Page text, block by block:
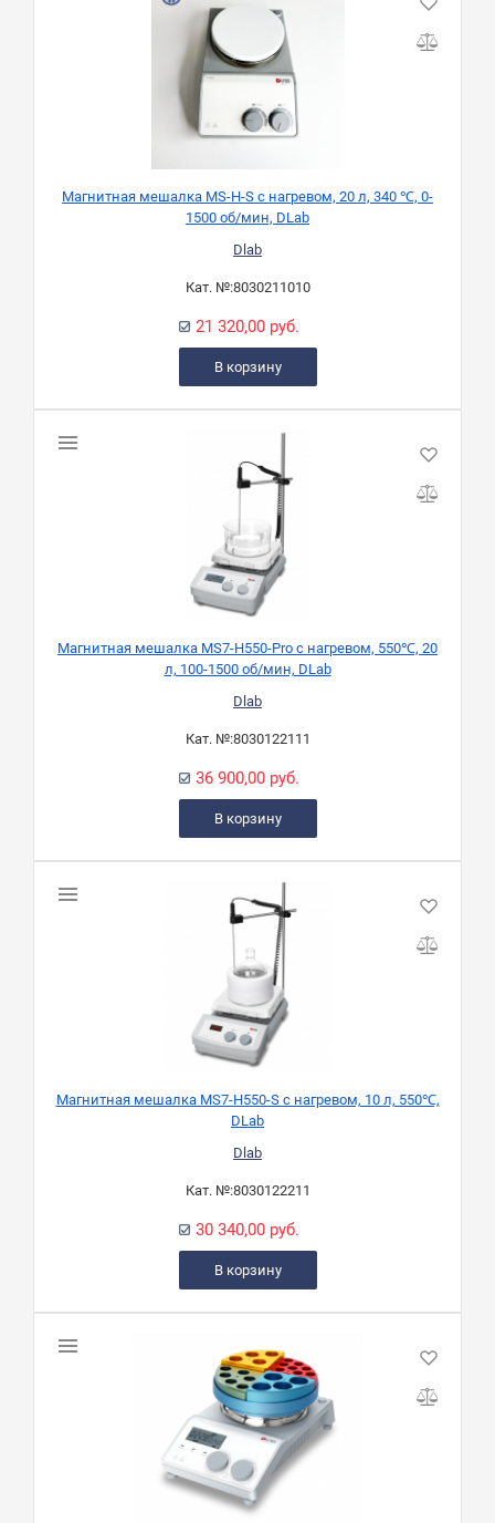
Магнитная мешалка MS-H-S с нагревом, 20 л, 340 ℃, 0-
1500 об/мин, DLab
Dlab
Кат. №:8030211010
21 320,00 руб.
В корзину
Магнитная мешалка MS7-H550-Pro с нагревом, 550℃, 20
л, 100-1500 об/мин, DLab
Dlab
Кат. №:8030122111
36 900,00 руб.
В корзину
Магнитная мешалка MS7-H550-S с нагревом, 10 л, 550℃,
DLab
Dlab
Кат. №:8030122211
30 340,00 руб.
В корзину